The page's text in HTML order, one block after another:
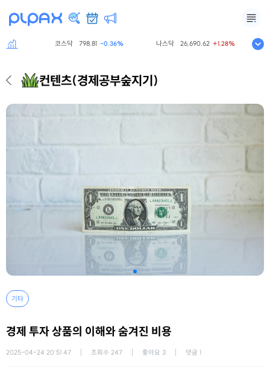
코스닥 798.81 -0.36% 나스닥 26,690.62 +1.28%
컨텐츠(경제공부숲지기)
기타
경제 투자 상품의 이해와 숨겨진 비용
2025-04-24 20:51:47 조회수 247 좋아요 3 댓글 1